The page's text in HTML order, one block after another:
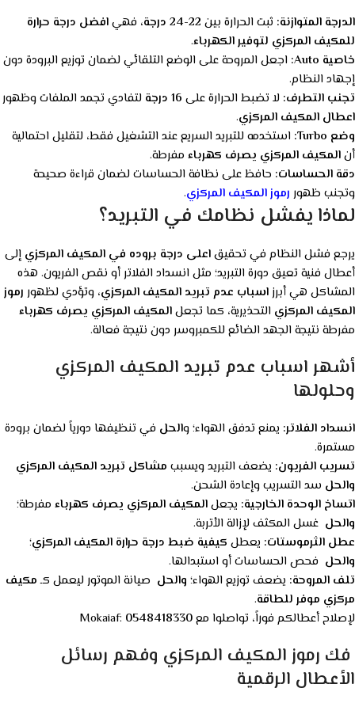
الدرجة المتوازنة: ثبت الحرارة بين 22-24 درجة ، فهيافضل درجة حرارة
للمكيف المركزي لتوفير الكهرباء.
خاصية Auto:
اجعل المروحة على الوضع التلقائي لضمان توزيع البرودة دون
إجهاد النظام.
تجنب التطرف: لا تضبط الحرارة على 16 درجة
لتفادي تجمد الملفات وظهور
اعطال المكيف المركزي.
وضع Turbo:
استخدمه للتبريد السريع عند التشغيل فقط، لتقليل احتمالية
أنالمكيف المركزي يصرف كهرباء مفرطة.
دقة الحساسات: حافظ على نظافة الحساسات لضمان قراءة صحيحة
وتجنب ظهور رموز المكيف المركزي.
لماذا يفشل نظامك في التبريد؟
يرجع فشل النظام في تحقيقاعلى درجة بروده في المكيف المركزي إلى
أعطال فنية تعيق دورة التبريد؛ مثل انسداد الفلاتر أو نقص الفريون. هذه
المشاكل هي أبرزاسباب عدم تبريد المكيف المركزي، وتؤدي لظهور رموز
المكيف المركزي التحذيرية، كما تجعلالمكيف المركزي يصرف كهرباء
مفرطة نتيجة الجهد الضائع للكمبروسر دون نتيجة فعالة.
أشهر اسباب عدم تبريد المكيف المركزي
وحلولها
انسداد الفلاتر: يمنع تدفق الهواء؛ والحل في تنظيفها دورياً لضمان برودة
مستمرة.
تسريب الفريون: يضعف التبريد ويسبب مشاكل تبريد المكيف المركزي
والحل سد التسريب وإعادة الشحن.
اتساخ الوحدة الخارجية: يجعلالمكيف المركزي يصرف كهرباء مفرطة؛
والحل غسل المكثف لإزالة الأتربة.
عطل الثرموستات: يعطل كيفية ضبط درجة حرارة المكيف المركزي؛
والحل فحص الحساسات أو استبدالها.
تلف المروحة: يضعف توزيع الهواء؛ والحل صيانة الموتور ليعمل كـمكيف
مركزي موفر للطاقة.
لإصلاح أعطالكم فوراً، تواصلوا مع Mokaiaf:0548418330
فك رموز المكيف المركزي وفهم رسائل
الأعطال الرقمية